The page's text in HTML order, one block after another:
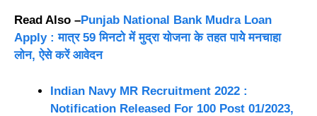
Read Also –Punjab National Bank Mudra Loan
Apply : मात्र 59 मिनटो में मुद्रा योजना के तहत पायेे मनचाहा
लोन, ऐसे करें आवेदन
Indian Navy MR Recruitment 2022 :
Notification Released For 100 Post 01/2023,